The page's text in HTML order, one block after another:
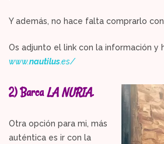
Y además, no hace falta comprarlo
Os adjunto el link con la información y
www.nautilus.es/
2) BarcaLA NURIA.
Otra opción para mi, más
auténtica es ir con la